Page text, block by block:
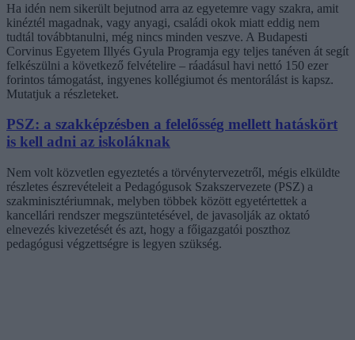
Ha idén nem sikerült bejutnod arra az egyetemre vagy szakra, amit
kinéztél magadnak, vagy anyagi, családi okok miatt eddig nem
tudtál továbbtanulni, még nincs minden veszve. A Budapesti
Corvinus Egyetem Illyés Gyula Programja egy teljes tanéven át segít
felkészülni a következő felvételire – ráadásul havi nettó 150 ezer
forintos támogatást, ingyenes kollégiumot és mentorálást is kapsz.
Mutatjuk a részleteket.
PSZ: a szakképzésben a felelősség mellett hatáskört
is kell adni az iskoláknak
Nem volt közvetlen egyeztetés a törvénytervezetről, mégis elküldte
részletes észrevételeit a Pedagógusok Szakszervezete (PSZ) a
szakminisztériumnak, melyben többek között egyetértettek a
kancellári rendszer megszüntetésével, de javasolják az oktató
elnevezés kivezetését és azt, hogy a főigazgatói poszthoz
pedagógusi végzettségre is legyen szükség.